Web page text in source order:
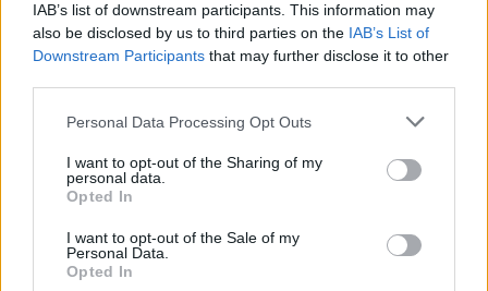
IAB’s list of downstream participants. This information may
also be disclosed by us to third parties on the IAB’s List of
Downstream Participants that may further disclose it to other
Personal Data Processing Opt Outs
I want to opt-out of the Sharing of my
personal data.
Opted In
I want to opt-out of the Sale of my
Personal Data.
Opted In
Desempenho com caráter
A potência vem do motor bicilíndrico de alta
compressão Bonneville 1200 da Triumph, que
desempenho forte e constante até ao limite de
rotação de 8.000 rpm. A distinta ordem de ignição de